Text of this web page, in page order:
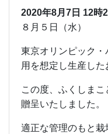
2020年8月7日 12時
８月５日（水）
東京オリンピック・
用を想定し生産した
この度、ふくしま
贈呈いたしました。
適正な管理のもと